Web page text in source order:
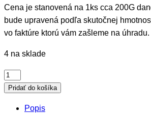
Cena je stanovená na 1ks cca 200G
bude upravená podľa skutočnej
vo faktúre ktorú vám zašleme na úhradu.
4 na sklade
m
n Pridať do košíka
Popis